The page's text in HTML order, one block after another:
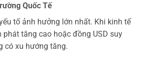
Quốc Tế
tố ảnh hưởng lớn nhất. Khi kinh tế
phát tăng cao hoặc đồng USD suy
có xu hướng tăng.